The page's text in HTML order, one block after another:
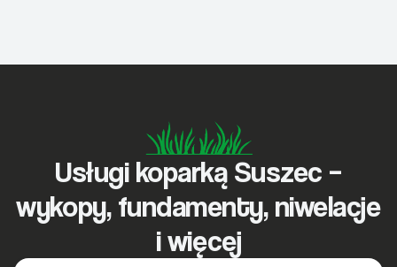
Usługi koparką Suszec –
wykopy, fundamenty, niwelacje
i więcej